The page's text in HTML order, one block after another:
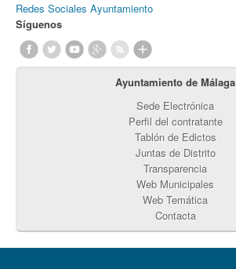
Redes Sociales Ayuntamiento
Síguenos
Ayuntamiento de Málaga
Sede Electrónica
Perfil del contratante
Tablón de Edictos
Juntas de Distrito
Transparencia
Web Municipales
Web Temática
Contacta